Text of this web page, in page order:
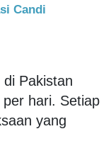
Candi
Pakistan
hari. Setiap
yang